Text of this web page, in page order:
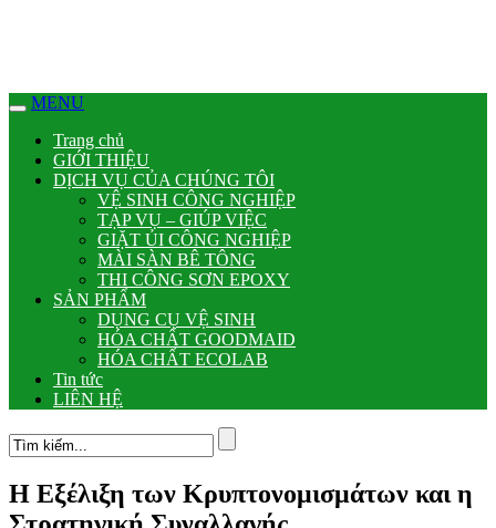
MENU
Trang chủ
GIỚI THIỆU
DỊCH VỤ CỦA CHÚNG TÔI
VỆ SINH CÔNG NGHIỆP
TẠP VỤ – GIÚP VIỆC
GIẶT ỦI CÔNG NGHIỆP
MÀI SÀN BÊ TÔNG
THI CÔNG SƠN EPOXY
SẢN PHẨM
DỤNG CỤ VỆ SINH
HÓA CHẤT GOODMAID
HÓA CHẤT ECOLAB
Tin tức
LIÊN HỆ
Η Εξέλιξη των Κρυπτονομισμάτων και η